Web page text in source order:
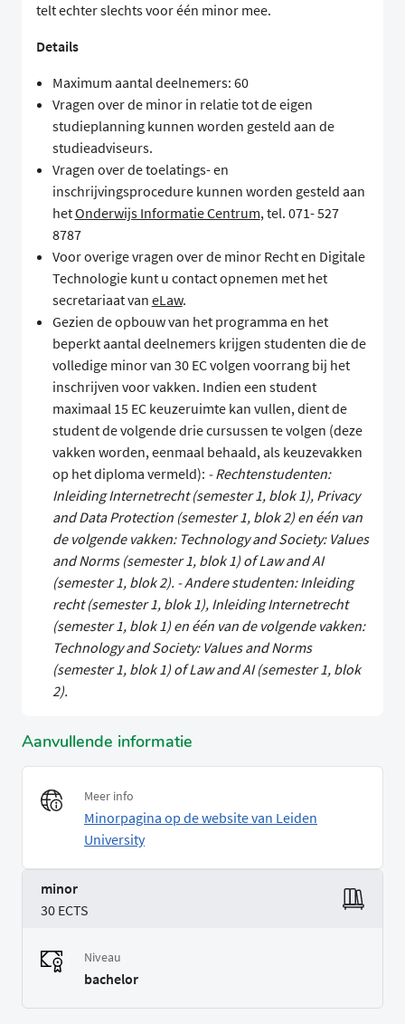
telt echter slechts voor één minor mee.
Details
Maximum aantal deelnemers: 60
Vragen over de minor in relatie tot de eigen
studieplanning kunnen worden gesteld aan de
studieadviseurs.
Vragen over de toelatings- en
inschrijvingsprocedure kunnen worden gesteld aan
hetOnderwijs Informatie Centrum, tel. 071- 527
8787
Voor overige vragen over de minor Recht en Digitale
Technologie kunt u contact opnemen met het
secretariaat van eLaw.
Gezien de opbouw van het programma en het
beperkt aantal deelnemers krijgen studenten die de
volledige minor van 30 EC volgen voorrang bij het
inschrijven voor vakken. Indien een student
maximaal 15 EC keuzeruimte kan vullen, dient de
student de volgende drie cursussen te volgen (deze
vakken worden, eenmaal behaald, als keuzevakken
op het diploma vermeld): - Rechtenstudenten:
Inleiding Internetrecht (semester 1, blok 1), Privacy
and Data Protection (semester 1, blok 2) en één van
de volgende vakken: Technology and Society: Values
and Norms (semester 1, blok 1) of Law and AI
(semester 1, blok 2). - Andere studenten: Inleiding
recht (semester 1, blok 1), Inleiding Internetrecht
(semester 1, blok 1) en één van de volgende vakken:
Technology and Society: Values and Norms
(semester 1, blok 1) of Law and AI (semester 1, blok
2).
Aanvullende informatie
Meer info
Minorpagina op de website van Leiden
University
minor
30 ECTS
Niveau
bachelor